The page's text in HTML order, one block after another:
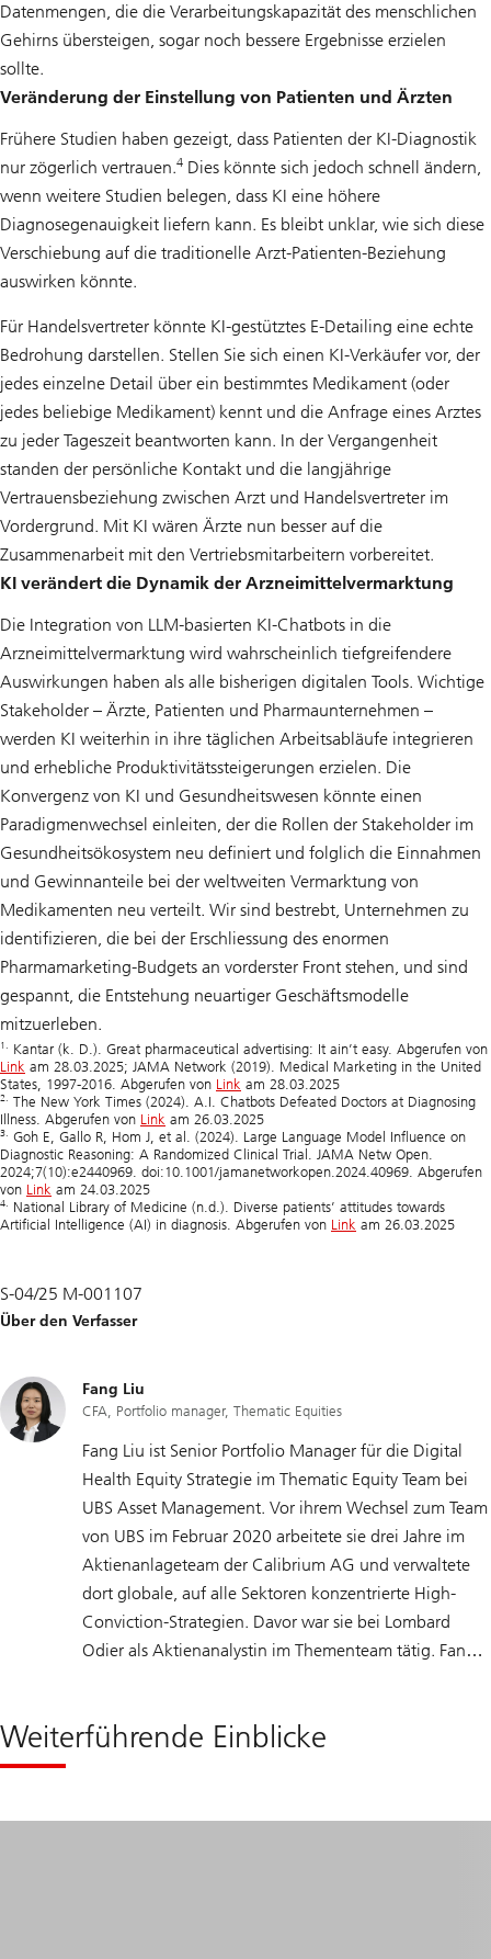
Datenmengen, die die Verarbeitungskapazität des menschlichen
Gehirns übersteigen, sogar noch bessere Ergebnisse erzielen
sollte.
Veränderung der Einstellung von Patienten und Ärzten
Frühere Studien haben gezeigt, dass Patienten der KI-Diagnostik
nur zögerlich vertrauen.4 Dies könnte sich jedoch schnell ändern,
wenn weitere Studien belegen, dass KI eine höhere
Diagnosegenauigkeit liefern kann. Es bleibt unklar, wie sich diese
Verschiebung auf die traditionelle Arzt-Patienten-Beziehung
auswirken könnte.
Für Handelsvertreter könnte KI-gestütztes E-Detailing eine echte
Bedrohung darstellen. Stellen Sie sich einen KI-Verkäufer vor, der
jedes einzelne Detail über ein bestimmtes Medikament (oder
jedes beliebige Medikament) kennt und die Anfrage eines Arztes
zu jeder Tageszeit beantworten kann. In der Vergangenheit
standen der persönliche Kontakt und die langjährige
Vertrauensbeziehung zwischen Arzt und Handelsvertreter im
Vordergrund. Mit KI wären Ärzte nun besser auf die
Zusammenarbeit mit den Vertriebsmitarbeitern vorbereitet.
KI verändert die Dynamik der Arzneimittelvermarktung
Die Integration von LLM-basierten KI-Chatbots in die
Arzneimittelvermarktung wird wahrscheinlich tiefgreifendere
Auswirkungen haben als alle bisherigen digitalen Tools. Wichtige
Stakeholder – Ärzte, Patienten und Pharmaunternehmen –
werden KI weiterhin in ihre täglichen Arbeitsabläufe integrieren
und erhebliche Produktivitätssteigerungen erzielen. Die
Konvergenz von KI und Gesundheitswesen könnte einen
Paradigmenwechsel einleiten, der die Rollen der Stakeholder im
Gesundheitsökosystem neu definiert und folglich die Einnahmen
und Gewinnanteile bei der weltweiten Vermarktung von
Medikamenten neu verteilt. Wir sind bestrebt, Unternehmen zu
identifizieren, die bei der Erschliessung des enormen
Pharmamarketing-Budgets an vorderster Front stehen, und sind
gespannt, die Entstehung neuartiger Geschäftsmodelle
mitzuerleben.
1.
Kantar (k. D.). Great pharmaceutical advertising: It ain’t easy. Abgerufen von
Link am 28.03.2025; JAMA Network (2019). Medical Marketing in the United
States, 1997-2016. Abgerufen von Link am 28.03.2025
2.
The New York Times (2024). A.I. Chatbots Defeated Doctors at Diagnosing
Illness. Abgerufen von Link am 26.03.2025
3.
Goh E, Gallo R, Hom J, et al. (2024). Large Language Model Influence on
Diagnostic Reasoning: A Randomized Clinical Trial. JAMA Netw Open.
2024;7(10):e2440969. doi:10.1001/jamanetworkopen.2024.40969. Abgerufen
von Link am 24.03.2025
4.
National Library of Medicine (n.d.). Diverse patients’ attitudes towards
Artificial Intelligence (AI) in diagnosis. Abgerufen von Link am 26.03.2025
S-04/25 M-001107
Über den Verfasser
Fang Liu
CFA, Portfolio manager, Thematic Equities
Fang Liu ist Senior Portfolio Manager für die Digital
Health Equity Strategie im Thematic Equity Team bei
UBS Asset Management. Vor ihrem Wechsel zum Team
von UBS im Februar 2020 arbeitete sie drei Jahre im
Aktienanlageteam der Calibrium AG und verwaltete
dort globale, auf alle Sektoren konzentrierte High-
Conviction-Strategien. Davor war sie bei Lombard
Odier als Aktienanalystin im Thementeam tätig. Fang
Forschungskompetenzen und ein breites Branchen-
Lausanne (HEC), ist CFA Charterholder sowie Mitglied
Weiterführende Einblicke